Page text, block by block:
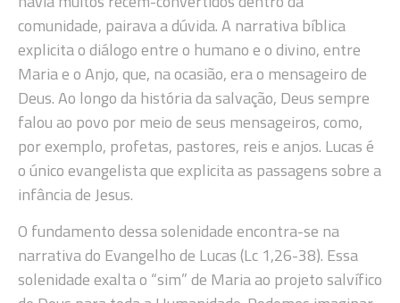
comunidade, pairava a dúvida. A narrativa bíblica
explicita o diálogo entre o humano e o divino, entre
Maria e o Anjo, que, na ocasião, era o mensageiro de
Deus. Ao longo da história da salvação, Deus sempre
falou ao povo por meio de seus mensageiros, como,
por exemplo, profetas, pastores, reis e anjos. Lucas é
o único evangelista que explicita as passagens sobre a
infância de Jesus.
O fundamento dessa solenidade encontra-se na
narrativa do Evangelho de Lucas (Lc 1,26-38). Essa
solenidade exalta o “sim” de Maria ao projeto salvífico